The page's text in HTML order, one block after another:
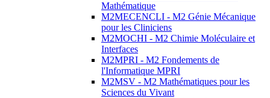
Mathématique
M2MECENCLI - M2 Génie Mécanique
pour les Cliniciens
M2MOCHI - M2 Chimie Moléculaire et
Interfaces
M2MPRI - M2 Fondements de
l'Informatique MPRI
M2MSV - M2 Mathématiques pour les
Sciences du Vivant